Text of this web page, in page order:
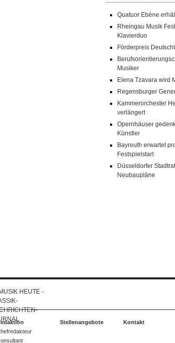
Quatuor Ebène
Rheingau Musik
Klavierduo
Förderpreis
Musiker
Elena Tzavara wird
Regensburger
Kammerorchester
verlängert
Opernhäuser
Künstler
Bayreuth erwartet
Festspielstart
Düsseldorfer
Neubaupläne
Stellenangebote Kontakt